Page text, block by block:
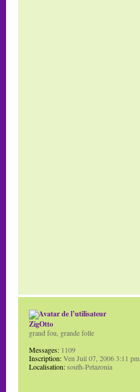
ZigOtto
grand fou, grande folle
Messages: 1109
Inscription:Ven Juil 07, 2006 3:11 pm
Localisation:south-Petazonia